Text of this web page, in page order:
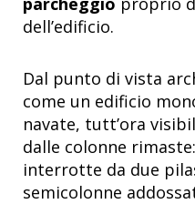
dell’edificio.
Dal punto di vista
come un edificio
navate, tutt’ora
dalle colonne
interrotte da due
semicolonne